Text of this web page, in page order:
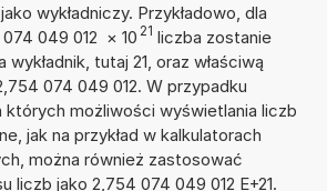
wykładniczy. Przykładowo, dla
049 012 × 10 21 liczba zostanie
wykładnik, tutaj 21, oraz właściwą
074 049 012. W przypadku
których możliwości wyświetlania liczb
jak na przykład w kalkulatorach
można również zastosować
liczb jako 2,754 074 049 012 E+21.